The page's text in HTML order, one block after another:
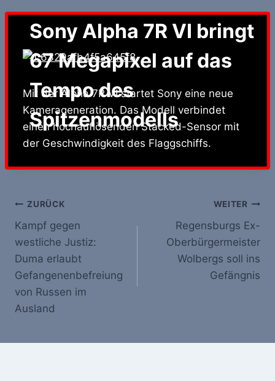
Sony Alpha 7R VI bringt
67 Megapixel auf das
Tempo des
Spitzenmodells
Mit der Alpha 7R VI startet Sony eine neue
Kamerageneration. Das Modell verbindet
einen hochauflösenden Stacked-Sensor mit
der Geschwindigkeit des Flaggschiffs.
Beitrags-
Navigation
ZURÜCK
Kampf gegen
westliche Justiz:
Duma erlaubt
Gefangenenbefreiung
von Russen im
Ausland
WEITER
Regensburgs Ex-
Oberbürgermeister
Wolbergs soll ins
Gefängnis